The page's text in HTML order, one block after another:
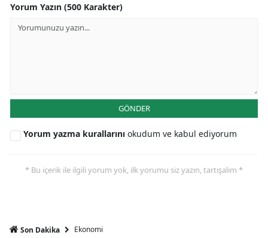
Yorum Yazın (500 Karakter)
GÖNDER
Yorum yazma kurallarını okudum ve kabul ediyorum
* Bu içerik ile ilgili yorum yok, ilk yorumu siz yazın, tartışalım *
Son Dakika Ekonomi